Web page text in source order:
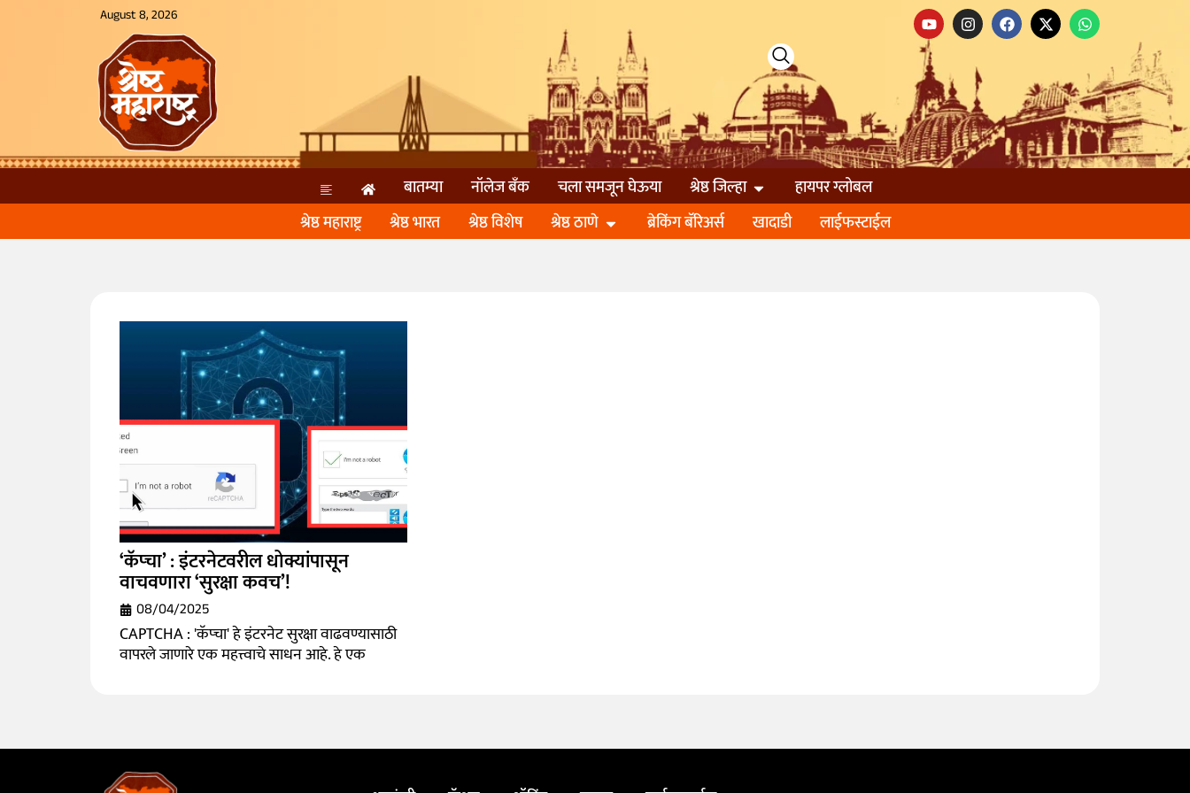
August 8, 2026
बातम्या नॉलेज बॅंक चला समजून घेऊया श्रेष्ठ जिल्हा
हायपर ग्लोबल
श्रेष्ठ महाराष्ट्र
श्रेष्ठ भारत श्रेष्ठ विशेष श्रेष्ठ ठाणे ब्रेकिंग बॅरिअर्स खादाडी लाईफस्टाईल
‘कॅप्चा’ : इंटरनेटवरील धोक्यांपासून
वाचवणारा ‘सुरक्षा कवच’!
08/04/2025
CAPTCHA : 'कॅप्चा' हे इंटरनेट सुरक्षा वाढवण्यासाठी
वापरले जाणारे एक महत्त्वाचे साधन आहे. हे एक